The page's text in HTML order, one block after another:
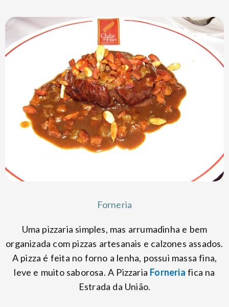
Forneria
Uma pizzaria simples, mas arrumadinha e bem
organizada com pizzas artesanais e calzones assados.
A pizza é feita no forno a lenha, possui massa fina,
leve e muito saborosa. A Pizzaria Forneria fica na
Estrada da União.